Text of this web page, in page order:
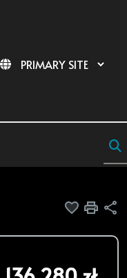
Dodaj